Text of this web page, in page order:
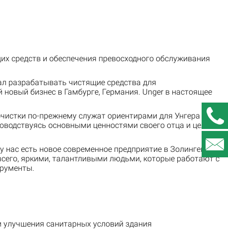
средств и обеспечения превосходного обслуживания
разрабатывать чистящие средства для
бизнес в Гамбурге, Германия. Unger в настоящее
по-прежнему служат ориентирами для Унгера
основными ценностями своего отца и целью
есть новое современное предприятие в Золингене,
яркими, талантливыми людьми, которые работают с
санитарных условий здания